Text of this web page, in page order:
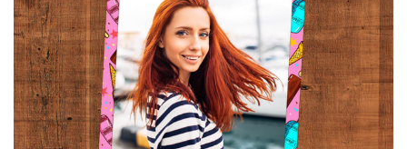
Entire Collection
(1783 Overlays)
Large 6000*4000px
Darmowe Pobieranie